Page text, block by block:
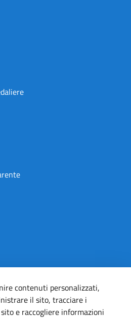
Linkedin
contenuti personalizzati,
il sito, tracciare i
e raccogliere informazioni